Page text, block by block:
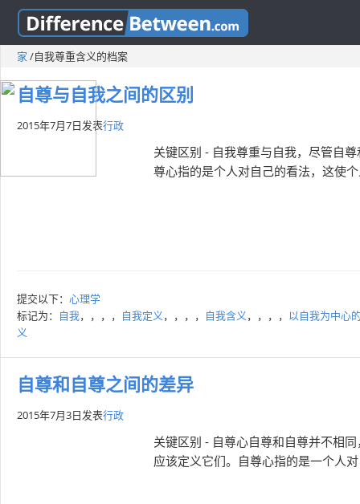
家 /自我尊重含义的档案
自尊与自我之间的区别
2015年7月7日发表行政
关键区别 - 自我尊重与自我，尽管自
尊心指的是个人对自己的看法，这使
提交以下： 心理学
标记为：
自我，，，， 自我定义，，，， 自我含义，，，， 以自我为中心
义
自尊和自尊之间的差异
2015年7月3日发表行政
关键区别 - 自尊心自尊和自尊并不相
应该定义它们。自尊心指的是一个人